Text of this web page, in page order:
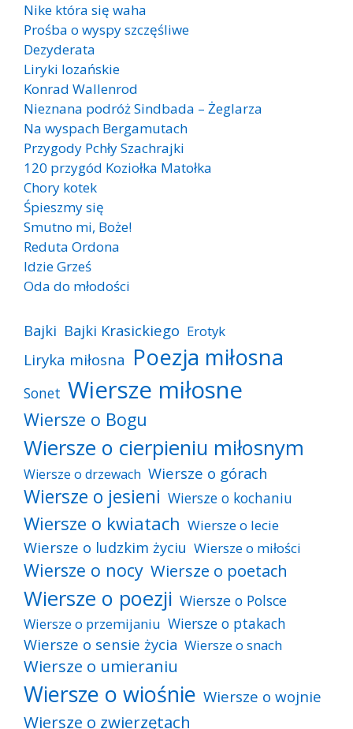
Nike która się waha
Prośba o wyspy szczęśliwe
Dezyderata
Liryki lozańskie
Konrad Wallenrod
Nieznana podróż Sindbada – Żeglarza
Na wyspach Bergamutach
Przygody Pchły Szachrajki
120 przygód Koziołka Matołka
Chory kotek
Śpieszmy się
Smutno mi, Boże!
Reduta Ordona
Idzie Grześ
Oda do młodości
Bajki Bajki Krasickiego Erotyk
Liryka miłosna Poezja miłosna
Sonet Wiersze miłosne
Wiersze o Bogu
Wiersze o cierpieniu miłosnym
Wiersze o drzewach Wiersze o górach
Wiersze o jesieni Wiersze o kochaniu
Wiersze o kwiatach Wiersze o lecie
Wiersze o ludzkim życiu Wiersze o miłości
Wiersze o nocy Wiersze o poetach
Wiersze o poezji Wiersze o Polsce
Wiersze o przemijaniu Wiersze o ptakach
Wiersze o sensie życia Wiersze o snach
Wiersze o umieraniu
Wiersze o wiośnie Wiersze o wojnie
Wiersze o zwierzętach